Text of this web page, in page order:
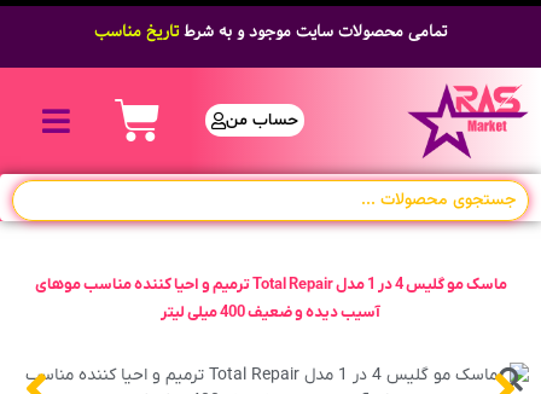
تمامی محصولات سایت موجود و به شرطتاریخ مناسب
حساب من
ماسک مو گلیس 4 در 1 مدل Total Repair ترمیم و احیا کننده مناسب موهای
آسیب دیده و ضعیف 400 میلی لیتر